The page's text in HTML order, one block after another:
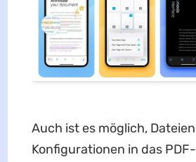
Auch ist es möglich,
Konfigurationen in das